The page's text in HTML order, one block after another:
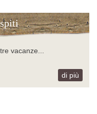
vacanze...
di più